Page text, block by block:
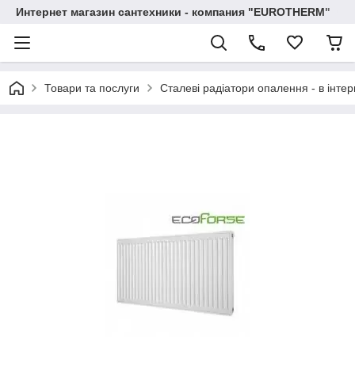
Интернет магазин сантехники - компания "EUROTHERM"
Товари та послуги Сталеві радіатори опалення - в